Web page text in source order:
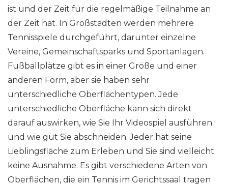
ist und der Zeit für die regelmäßige Teilnahme an
der Zeit hat. In Großstädten werden mehrere
Tennisspiele durchgeführt, darunter einzelne
Vereine, Gemeinschaftsparks und Sportanlagen.
Fußballplätze gibt es in einer Größe und einer
anderen Form, aber sie haben sehr
unterschiedliche Oberflächentypen. Jede
unterschiedliche Oberfläche kann sich direkt
darauf auswirken, wie Sie Ihr Videospiel ausführen
und wie gut Sie abschneiden. Jeder hat seine
Lieblingsfläche zum Erleben und Sie sind vielleicht
keine Ausnahme. Es gibt verschiedene Arten von
Oberflächen, die ein Tennis im Gerichtssaal tragen